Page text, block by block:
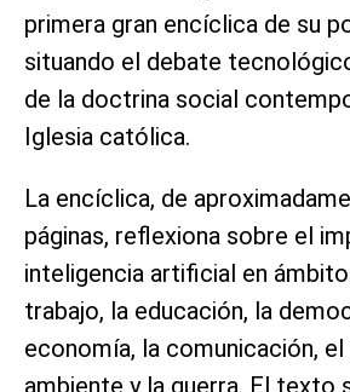
primera gran encíclica de su
situando el debate
de la doctrina social
Iglesia católica.
La encíclica, de
páginas, reflexiona sobre el
inteligencia artificial en
trabajo, la educación, la
economía, la comunicación,
ambiente y la guerra. El texto